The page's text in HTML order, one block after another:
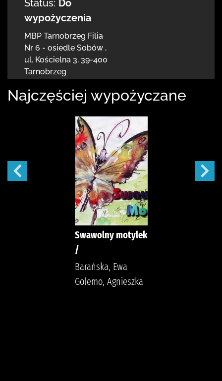
Status: Do
wypożyczenia
MBP Tarnobrzeg Filia
Nr 6 - osiedle Sobów ,
ul. Kościelna 3, 39-400
Tarnobrzeg
Najczęściej wypożyczane
Swawolny motylek
/
Barańska, Ewa
Golemo, Agnieszka